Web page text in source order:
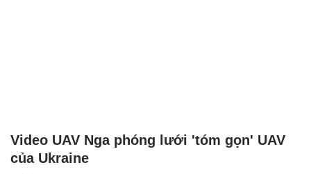
Video UAV Nga phóng lưới 'tóm gọn' UAV
của Ukraine